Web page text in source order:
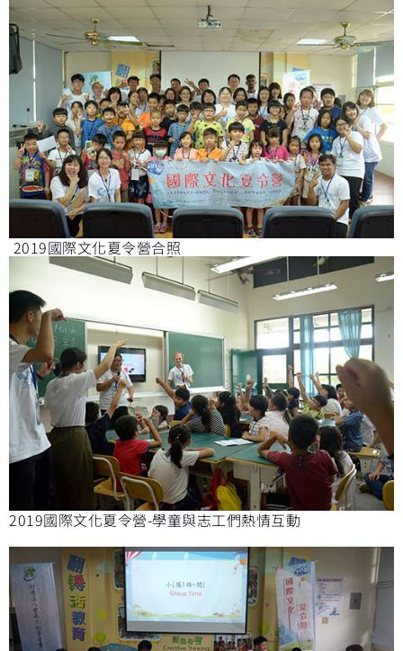
2019國際文化夏令營合照
2019國際文化夏令營-學童與志工們熱情互動